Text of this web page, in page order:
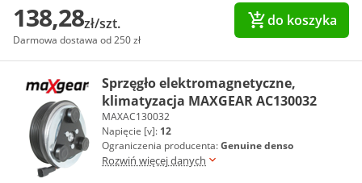
138,28zł/szt.
Darmowa dostawa od 250 zł
do koszyka
Sprzęgło elektromagnetyczne,
klimatyzacja MAXGEAR AC130032
MAXAC130032
Napięcie [v]: 12
Ograniczenia producenta:Genuine denso
Rozwiń więcej danych